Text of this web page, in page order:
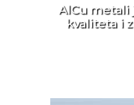
AlCu metali
kvaliteta i